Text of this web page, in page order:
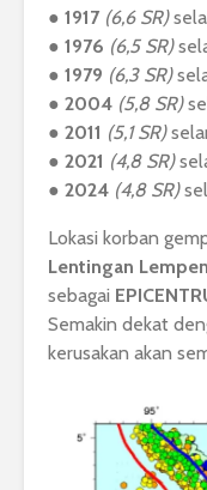
● 1917 (6,6 SR)
● 1976 (6,5 SR)
● 1979 (6,3 SR)
● 2004 (5,8 SR)
● 2011 (5,1 SR)
● 2021 (4,8 SR)
● 2024 (4,8 SR)
Lokasi korban
Lentingan
sebagai
Semakin dekat
kerusakan akan